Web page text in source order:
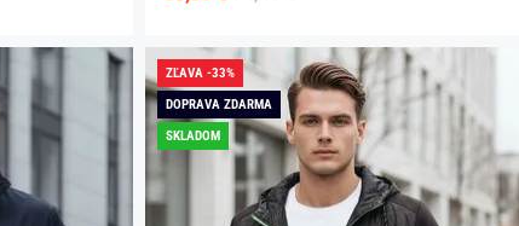
ZĽAVA -33%
DOPRAVA ZDARMA
SKLADOM